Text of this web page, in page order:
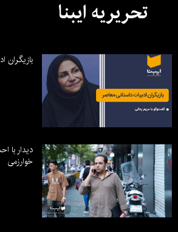
تحریریه ایبنا
بازیگران
دیدار با
خوارزمی